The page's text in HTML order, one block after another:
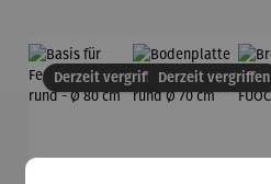
Derzeit vergriffenDerzeit vergriffen